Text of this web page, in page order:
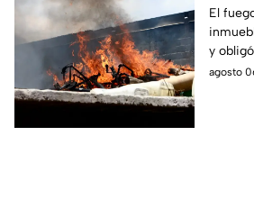
El
y
agosto